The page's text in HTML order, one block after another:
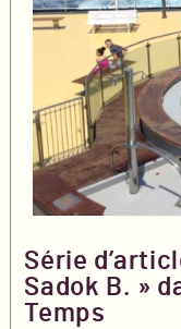
Série
Sadok B. »
Temps